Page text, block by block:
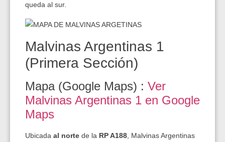
queda al sur.
Malvinas Argentinas 1
(Primera Sección)
Mapa (Google Maps) : Ver
Malvinas Argentinas 1 en Google
Maps
Ubicada al norte de la RP A188 , Malvinas Argentinas